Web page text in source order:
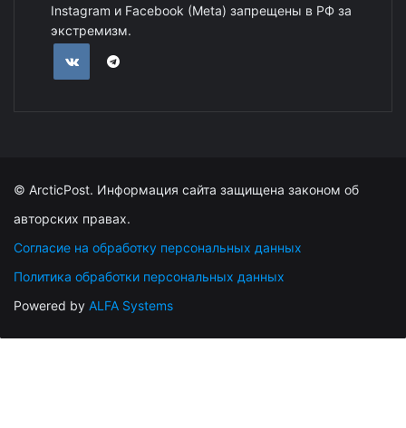
Instagram и Facebook (Metа) запрещены в РФ за
экстремизм.
© ArcticPost. Информация сайта защищена законом об
авторских правах.
Согласие на обработку персональных данных
Политика обработки персональных данных
Powered by ALFA Systems